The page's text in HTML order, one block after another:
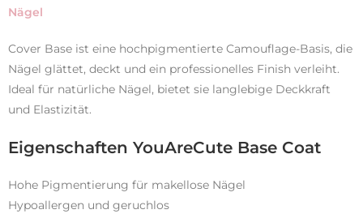
Nägel
Cover Base ist eine hochpigmentierte Camouflage-Basis, die
Nägel glättet, deckt und ein professionelles Finish verleiht.
Ideal für natürliche Nägel, bietet sie langlebige Deckkraft
und Elastizität.
Eigenschaften YouAreCute Base Coat
Hohe Pigmentierung für makellose Nägel
Hypoallergen und geruchlos